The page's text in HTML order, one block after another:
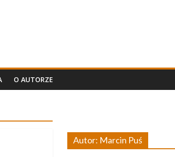
O AUTORZE
Autor: Marcin Puś